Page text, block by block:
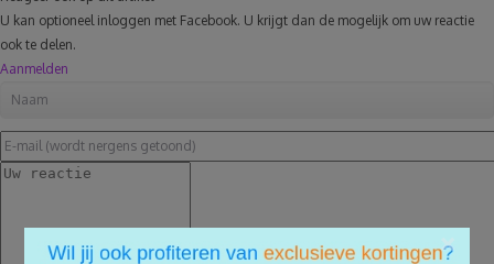
U kan optioneel inloggen met Facebook. U krijgt dan de mogelijk om uw reactie
ook te delen.
Aanmelden
×